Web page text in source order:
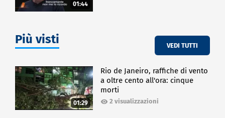
01:44
Più visti VEDI TUTTI
01:29
Rio de Janeiro, raffiche di vento
a oltre cento all'ora: cinque
morti
2 visualizzazioni